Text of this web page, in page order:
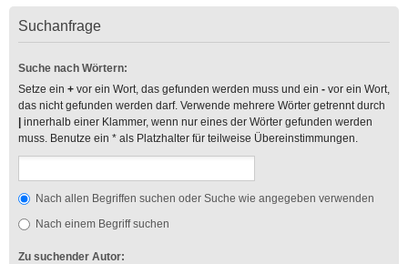
Suchanfrage
Suche nach Wörtern:
Setze ein + vor ein Wort, das gefunden werden muss und ein - vor ein Wort,
das nicht gefunden werden darf. Verwende mehrere Wörter getrennt durch
innerhalb einer Klammer, wenn nur eines der Wörter gefunden werden
muss. Benutze ein * als Platzhalter für teilweise Übereinstimmungen.
Nach allen Begriffen suchen oder Suche wie angegeben verwenden
Nach einem Begriff suchen
Zu suchender Autor: